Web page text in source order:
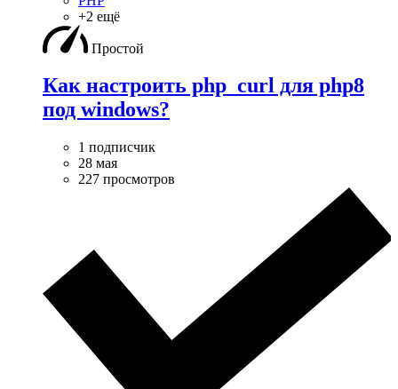
+2 ещё
Простой
Как настроить php_curl для php8
под windows?
1 подписчик
28 мая
227 просмотров